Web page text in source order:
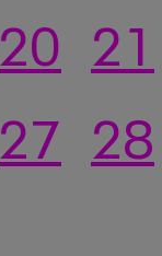
20 21
27 28